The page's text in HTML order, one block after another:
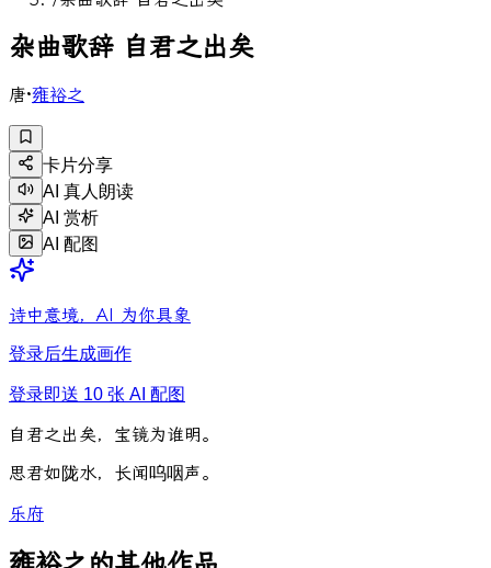
杂曲歌辞 自君之出矣
唐·雍裕之
卡片分享
AI 真人朗读
AI 赏析
AI 配图
诗中意境，AI 为你具象
登录后生成画作
登录即送 10 张 AI 配图
自 君之出 矣， 宝镜为谁明。
思君如陇水， 长闻呜咽声。
乐府